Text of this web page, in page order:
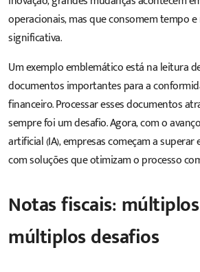
operacionais, mas que consomem tempo
significativa.
Um exemplo emblemático está na leitura
documentos importantes para a
financeiro. Processar esses documentos
sempre foi um desafio. Agora, com o
artificial (IA), empresas começam a superar
com soluções que otimizam o processo
Notas fiscais:
múltiplos desafios